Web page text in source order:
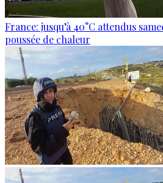
France: jusqu’à 40°C attendus
poussée de chaleur